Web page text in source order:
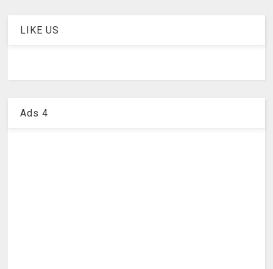
LIKE US
Ads 4